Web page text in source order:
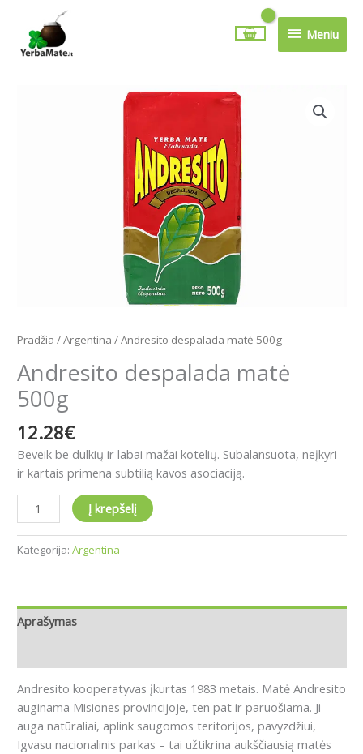
turinio
Meniu
Meniu
Pradžia /Argentina / Andresito despalada matė 500g
Andresito despalada matė
500g
12.28€
Beveik be dulkių ir labai mažai kotelių. Subalansuota, neįkyri
ir kartais primena subtilią kavos asociaciją.
Į krepšelį
Kategorija: Argentina
Aprašymas
Andresito kooperatyvas įkurtas 1983 metais. Matė Andresito
auginama Misiones provincijoje, ten pat ir paruošiama. Ji
auga natūraliai, aplink saugomos teritorijos, pavyzdžiui,
Igvasu nacionalinis parkas – tai užtikrina aukščiausią matės